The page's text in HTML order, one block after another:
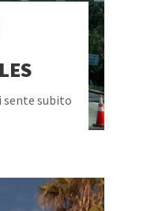
sente subito